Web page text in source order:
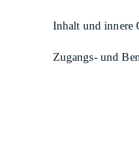
Inhalt und innere
Zugangs- und